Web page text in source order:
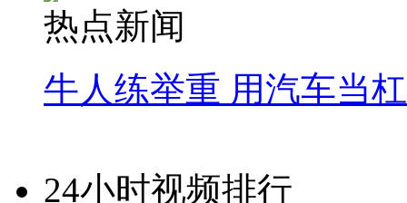
热点新闻
牛人练举重 用汽车当
24小时视频排行